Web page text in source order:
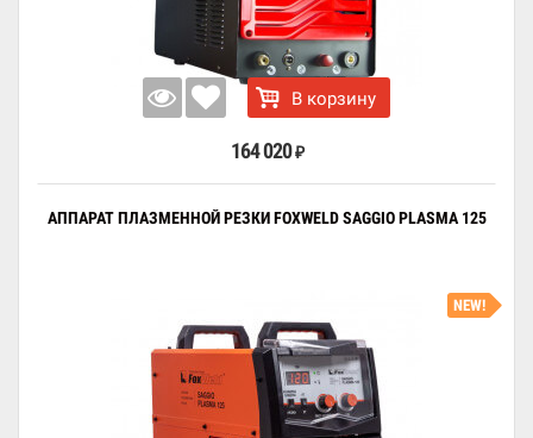
В корзину
164 020 ₽
АППАРАТ ПЛАЗМЕННОЙ РЕЗКИ FOXWELD SAGGIO PLASMA 125
NEW!